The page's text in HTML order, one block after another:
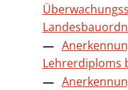
Lehrerdiploms